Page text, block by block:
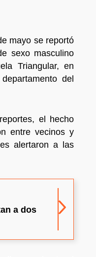
mayo se reportó
sexo masculino
Triangular, en
del
el hecho
entre vecinos y
alertaron a las
a dos